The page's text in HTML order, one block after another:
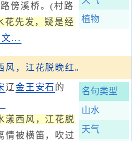
植物
傍溪桥。(村路
花先发，疑是经
...
风，江花脱晚红。
名句类型
山水
天气
辽金王安石 的
漾西风，江花脱
情被横笛，吹过